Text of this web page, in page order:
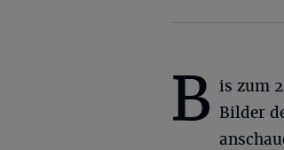
B is zum
Bilder